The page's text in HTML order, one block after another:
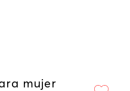
mujer